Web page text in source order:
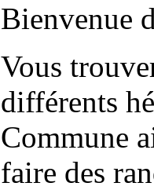
Bienvenue
Vous
différents
Commune
faire des